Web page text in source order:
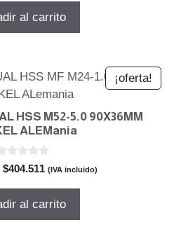
original
actual
al carrito
¡oferta!
HSS M52-5.0 90X36MM
ALEMania
El
original
$404.511El
actual
(IVA incluido)
al carrito